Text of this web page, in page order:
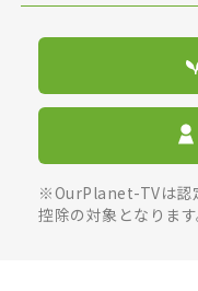
※OurPlanet-TVは認
控除の対象となります